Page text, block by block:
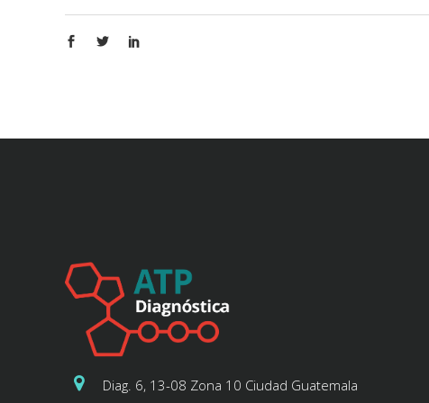
Diag. 6, 13-08 Zona 10 Ciudad Guatemala